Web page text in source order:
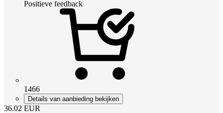
Positieve feedback
1466
Details van aanbieding bekijken
36.02 EUR